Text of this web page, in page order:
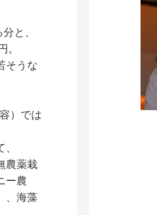
と、
。
そうな
）では
農薬栽
ー農
、海藻